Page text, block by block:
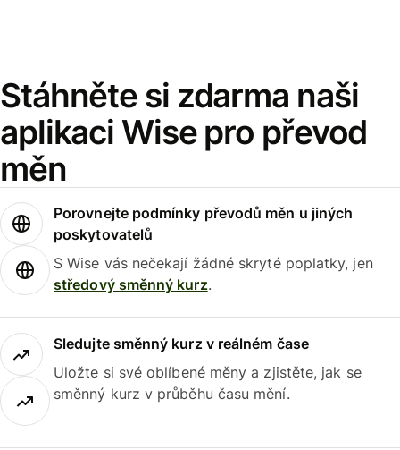
Stáhněte si zdarma naši
aplikaci Wise pro převod
měn
Porovnejte podmínky převodů měn u jiných
poskytovatelů
S Wise vás nečekají žádné skryté poplatky, jen
středový směnný kurz.
Sledujte směnný kurz v reálném čase
Uložte si své oblíbené měny a zjistěte, jak se
směnný kurz v průběhu času mění.